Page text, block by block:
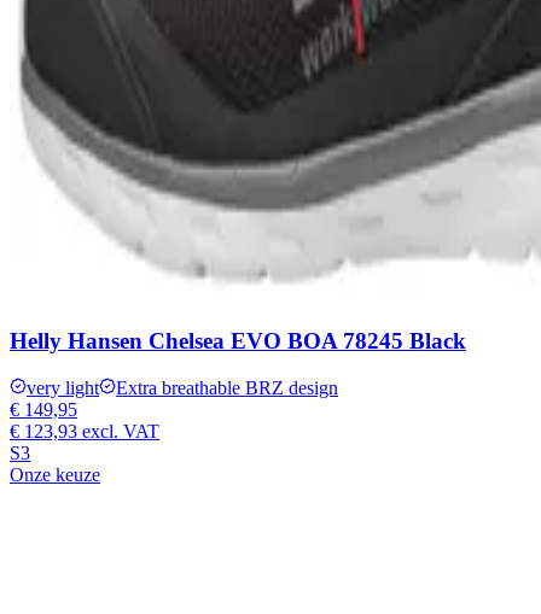
Helly Hansen Chelsea EVO BOA 78245 Black
very light
Extra breathable BRZ design
€ 149,95
€ 123,93 excl. VAT
S3
Onze keuze